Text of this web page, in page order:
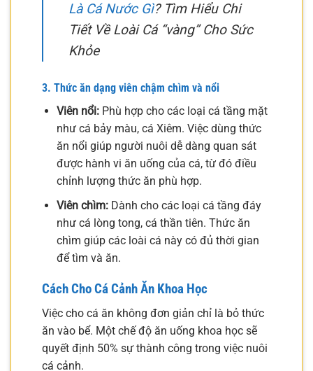
Là Cá Nước Gì? Tìm Hiểu Chi
Tiết Về Loài Cá “vàng” Cho Sức
Khỏe
3. Thức ăn dạng viên chậm chìm và nổi
Viên nổi:Phù hợp cho các loại cá tầng mặt
như cá bảy màu, cá Xiêm. Việc dùng thức
ăn nổi giúp người nuôi dễ dàng quan sát
được hành vi ăn uống của cá, từ đó điều
chỉnh lượng thức ăn phù hợp.
Viên chìm:Dành cho các loại cá tầng đáy
như cá lòng tong, cá thần tiên. Thức ăn
chìm giúp các loài cá này có đủ thời gian
để tìm và ăn.
Cách Cho Cá Cảnh Ăn Khoa Học
Việc cho cá ăn không đơn giản chỉ là bỏ thức
ăn vào bể. Một chế độ ăn uống khoa học sẽ
quyết định 50% sự thành công trong việc nuôi
cá cảnh.